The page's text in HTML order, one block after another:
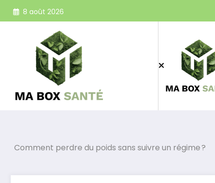
Aller
8 août 2026
Comment perdre du poids sans suivre un régime ?